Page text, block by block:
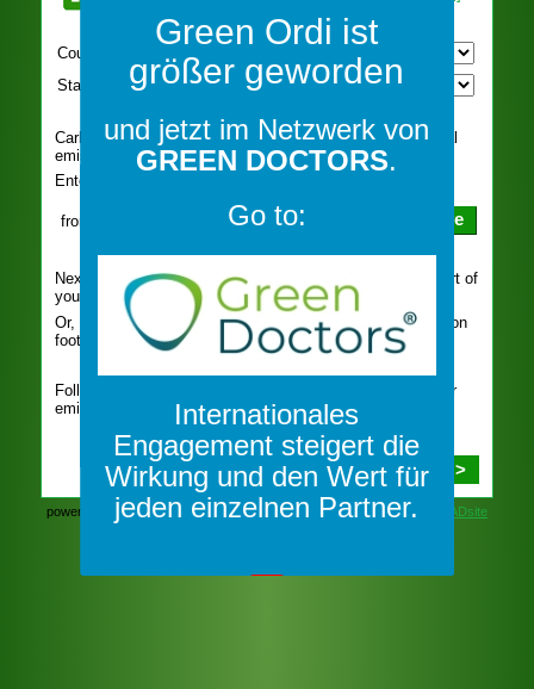
Green Ordi ist
größer geworden
und jetzt im Netzwerk von
GREEN DOCTORS.
Go to:
Internationales
Engagement steigert die
Wirkung und den Wert für
jeden einzelnen Partner.